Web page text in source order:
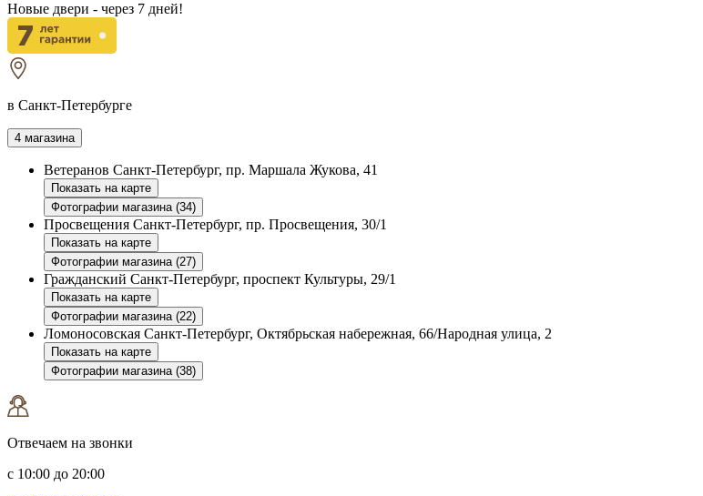
Новые двери - через 7 дней!
в Санкт-Петербурге
4 магазина
Ветеранов Санкт-Петербург, пр. Маршала Жукова, 41
Показать на карте
Фотографии магазина (34)
Просвещения Санкт-Петербург, пр. Просвещения, 30/1
Показать на карте
Фотографии магазина (27)
Гражданский Санкт-Петербург, проспект Культуры, 29/1
Показать на карте
Фотографии магазина (22)
Ломоносовская Санкт-Петербург, Октябрьская набережная, 66/Народная улица, 2
Показать на карте
Фотографии магазина (38)
Отвечаем на звонки
с 10:00 до 20:00